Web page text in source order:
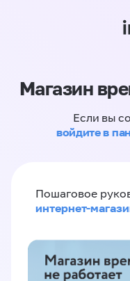
Магазин
Если вы
войдите в
Пошаговое
интернет-